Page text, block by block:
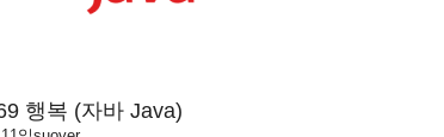
행복 (자바 Java)